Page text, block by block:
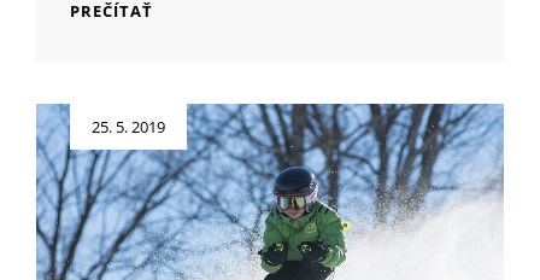
PREČÍTAŤ
SPRÁVNE?
Posted
on
25. 5. 2019